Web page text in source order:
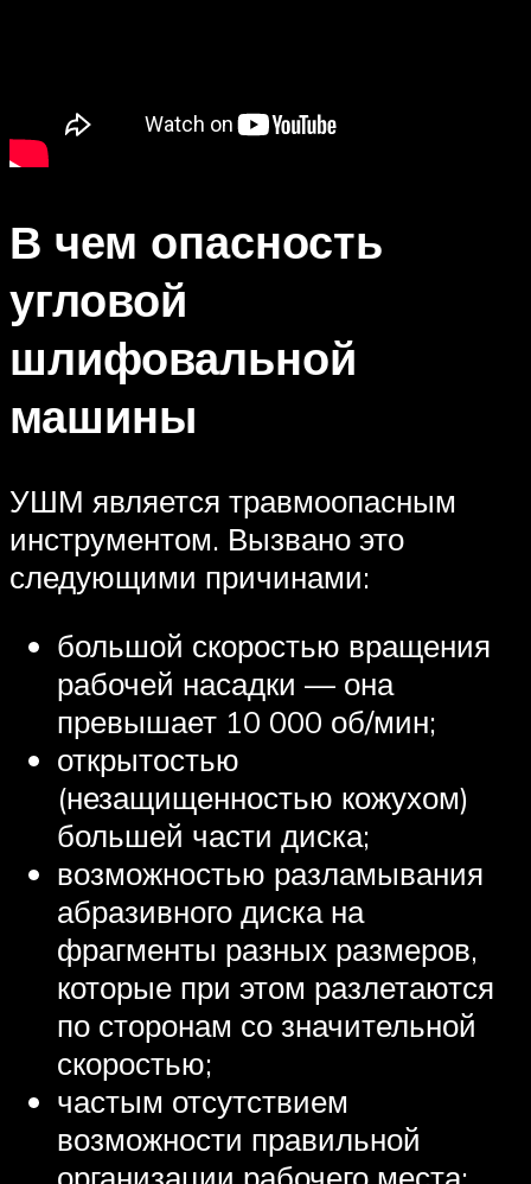
В чем опасность
угловой
шлифовальной
машины
УШМ является травмоопасным
инструментом. Вызвано это
следующими причинами:
большой скоростью вращения
рабочей насадки — она
превышает 10 000 об/мин;
открытостью
(незащищенностью кожухом)
большей части диска;
возможностью разламывания
абразивного диска на
фрагменты разных размеров,
которые при этом разлетаются
по сторонам со значительной
скоростью;
частым отсутствием
возможности правильной